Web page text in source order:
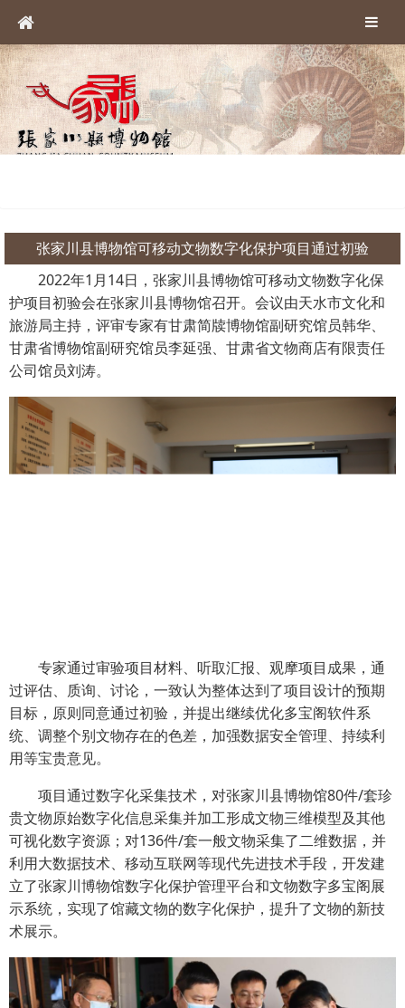
张家川县博物馆可移动文物数字化保护项目通过初验
2022年1月14日，张家川县博物馆可移动文物数字化保
护项目初验会在张家川县博物馆召开。会议由天水市文化和
旅游局主持，评审专家有甘肃简牍博物馆副研究馆员韩华、
甘肃省博物馆副研究馆员李延强、甘肃省文物商店有限责任
公司馆员刘涛。
专家通过审验项目材料、听取汇报、观摩项目成果，通
过评估、质询、讨论，一致认为整体达到了项目设计的预期
目标，原则同意通过初验，并提出继续优化多宝阁软件系
统、调整个别文物存在的色差，加强数据安全管理、持续利
用等宝贵意见。
项目通过数字化采集技术，对张家川县博物馆80件/套珍
贵文物原始数字化信息采集并加工形成文物三维模型及其他
可视化数字资源；对136件/套一般文物采集了二维数据，并
利用大数据技术、移动互联网等现代先进技术手段，开发建
立了张家川博物馆数字化保护管理平台和文物数字多宝阁展
示系统，实现了馆藏文物的数字化保护，提升了文物的新技
术展示。